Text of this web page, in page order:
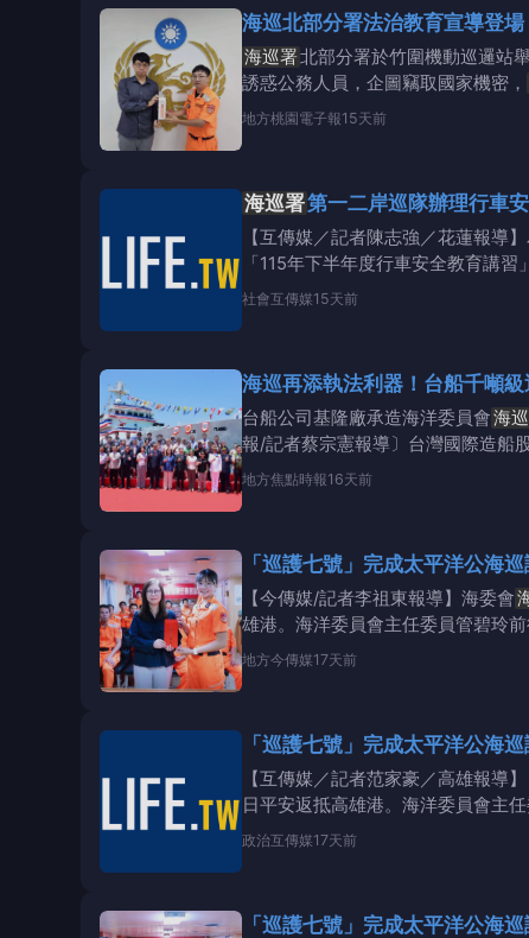
海巡北部分署法治教育宣導登
海巡署北部分署於竹圍機動巡邏站
誘惑公務人員，企圖竊取國家機密，
地方桃園電子報15天前
海巡署
【互傳媒／記者陳志強／花蓮報導
「115年下半年度行車安全教育講
正確用路觀念，
社會互傳媒15天前
海巡再添執法利器！台船千噸
台船公司基隆廠承造海洋委員會海
報/記者蔡宗憲報導〕台灣國際造船
地方焦點時報16天前
「巡護七號」完成太平洋公海
【今傳媒/記者李祖東報導】海委會
雄港。海洋委員會主任委員管碧玲
地方今傳媒17天前
「巡護七號」完成太平洋公海
【互傳媒／記者范家豪／高雄報導
日平安返抵高雄港。海洋委員會主
成11
政治互傳媒17天前
「巡護七號」完成太平洋公海